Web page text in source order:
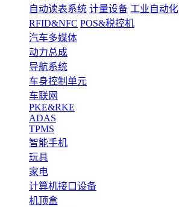
自动读表系统 计量设备 工业自动化
RFID&NFC POS&税控机
汽车多媒体
动力总成
导航系统
车身控制单元
车联网
PKE&RKE
ADAS
TPMS
智能手机
玩具
家电
计算机接口设备
机顶盒